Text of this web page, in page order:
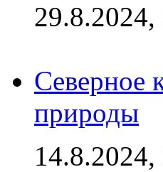
29.8.2024,
Северное
природы